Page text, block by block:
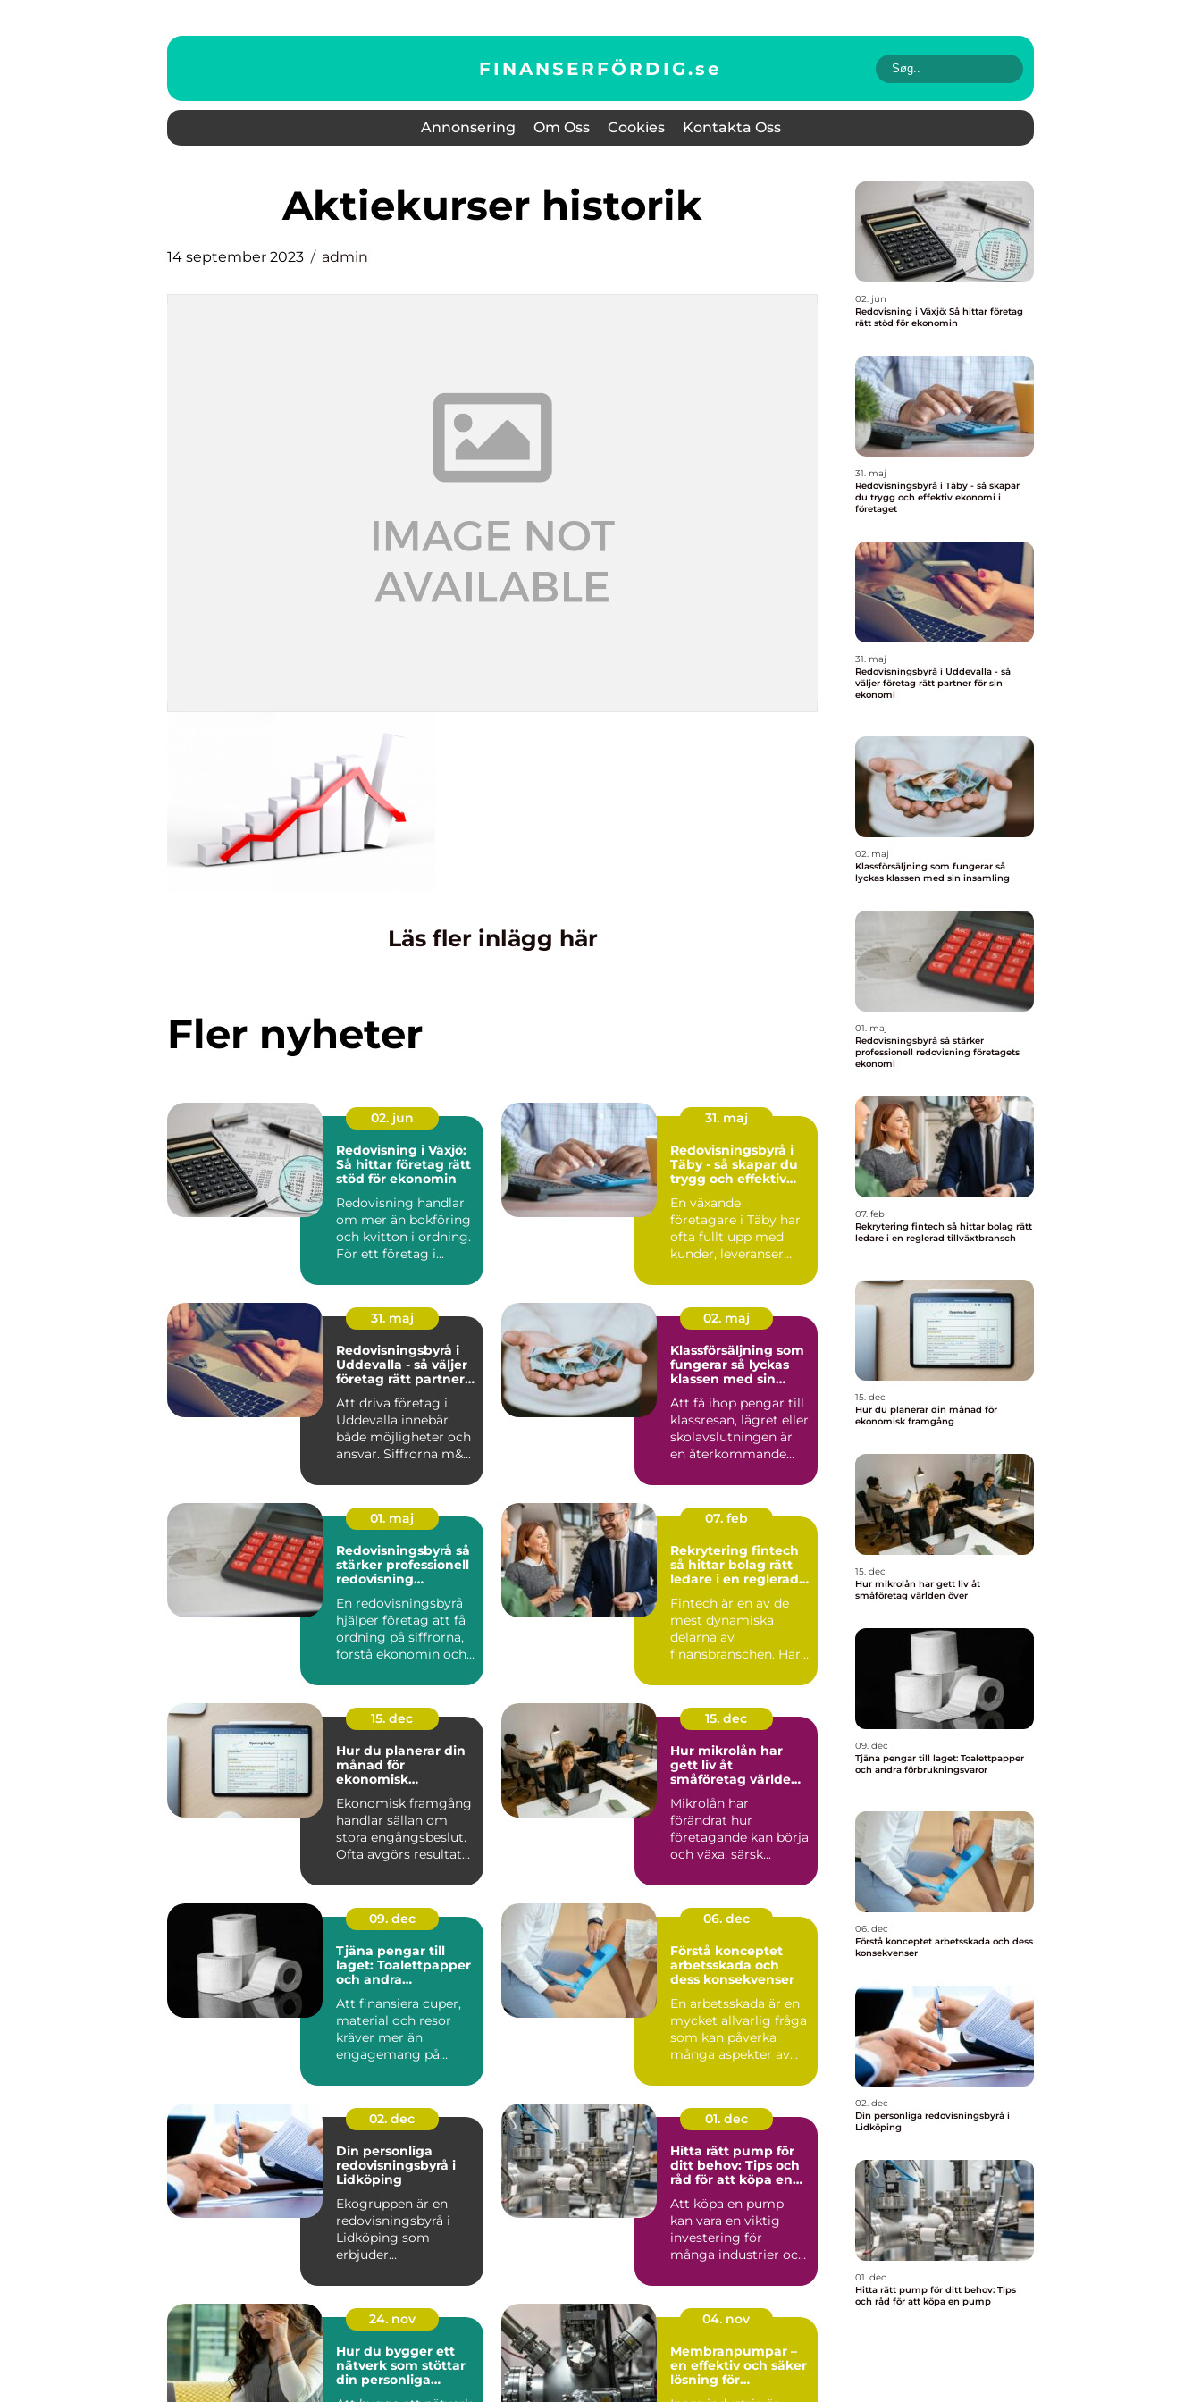
FINANSERFÖRDIG.se
Annonsering Om Oss Cookies Kontakta Oss
aktiekurser historik
14 september 2023 admin
Läs fler inlägg här
Fler nyheter
02. jun
Redovisning i Växjö:
Så hittar företag rätt
stöd för ekonomin
Redovisning handlar
om mer än bokföring
och kvitton i ordning.
För ett företag i...
31. maj
Redovisningsbyrå i
Täby - så skapar du
trygg och effektiv
En växande
företagare i Täby har
ofta fullt upp med
kunder, leveranser
31. maj
Redovisningsbyrå i
Uddevalla - så väljer
företag rätt partner
Att driva företag i
Uddevalla innebär
både möjligheter och
ansvar. Siffrorna m&...
02. maj
Klassförsäljning som
fungerar så lyckas
klassen med sin
Att få ihop pengar till
klassresan, lägret eller
skolavslutningen är
en återkommande
01. maj
Redovisningsbyrå så
stärker professionell
redovisning
En redovisningsbyrå
hjälper företag att få
ordning på siffrorna,
förstå ekonomin och
07. feb
Rekrytering fintech
så hittar bolag rätt
ledare i en reglerad
Fintech är en av de
mest dynamiska
delarna av
finansbranschen. Här
krypto, kredit,...
15. dec
Hur du planerar din
månad för
ekonomisk
Ekonomisk framgång
handlar sällan om
stora engångsbeslut.
Ofta avgörs resultat...
15. dec
Hur mikrolån har
gett liv åt
småföretag världen
Mikrolån har
förändrat hur
företagande kan börja
och växa, särsk...
09. dec
Tjäna pengar till
laget: Toalettpapper
och andra
Att finansiera cuper,
material och resor
kräver mer än
engagemang på
06. dec
Förstå konceptet
arbetsskada och
dess konsekvenser
En arbetsskada är en
mycket allvarlig fråga
som kan påverka
många aspekter av...
02. dec
Din personliga
redovisningsbyrå i
Lidköping
Ekogruppen är en
redovisningsbyrå i
Lidköping som
erbjuder
01. dec
Hitta rätt pump för
ditt behov: Tips och
råd för att köpa en
Att köpa en pump
kan vara en viktig
investering för
många industrier och
24. nov
Hur du bygger ett
nätverk som stöttar
din personliga
04. nov
Membranpumpar –
en effektiv och säker
lösning för
02. jun
Redovisning i Växjö: Så hittar företag
rätt stöd för ekonomin
31. maj
Redovisningsbyrå i Täby - så skapar
du trygg och effektiv ekonomi i
företaget
31. maj
Redovisningsbyrå i Uddevalla - så
väljer företag rätt partner för sin
ekonomi
02. maj
Klassförsäljning som fungerar så
lyckas klassen med sin insamling
01. maj
Redovisningsbyrå så stärker
professionell redovisning företagets
ekonomi
07. feb
Rekrytering fintech så hittar bolag rätt
ledare i en reglerad tillväxtbransch
15. dec
Hur du planerar din månad för
ekonomisk framgång
15. dec
Hur mikrolån har gett liv åt
småföretag världen över
09. dec
Tjäna pengar till laget: Toalettpapper
och andra förbrukningsvaror
06. dec
Förstå konceptet arbetsskada och dess
konsekvenser
02. dec
Din personliga redovisningsbyrå i
Lidköping
01. dec
Hitta rätt pump för ditt behov: Tips
och råd för att köpa en pump